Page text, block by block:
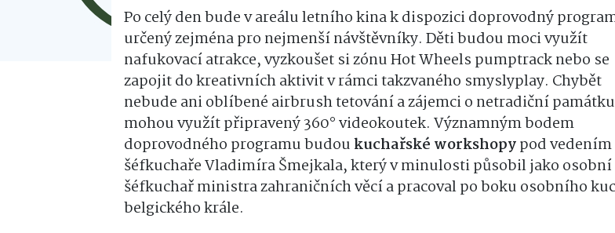
Po celý den bude v areálu letního kina k dispozici doprovodný
určený zejména pro nejmenší návštěvníky. Děti budou moci využít
nafukovací atrakce, vyzkoušet si zónu Hot Wheels pumptrack nebo se
zapojit do kreativních aktivit v rámci takzvaného smyslyplay. Chybět
nebude ani oblíbené airbrush tetování a zájemci o netradiční památku
mohou využít připravený 360° videokoutek. Významným bodem
doprovodného programu budoukuchařské workshopypod vedením
šéfkuchaře Vladimíra Šmejkala, který v minulosti působil jako osobní
šéfkuchař ministra zahraničních věcí a pracoval po boku osobního
belgického krále.